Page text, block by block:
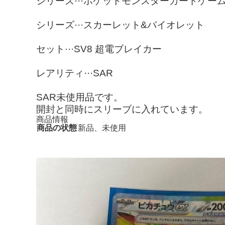
シリーズ···スカーレット&バイオレット
セット···SV8 超電ブレイカー
レアリティ···SAR
SAR未使用品です。
開封と同時にスリーブに入れています。
商品情報
商品の状態新品、未使用